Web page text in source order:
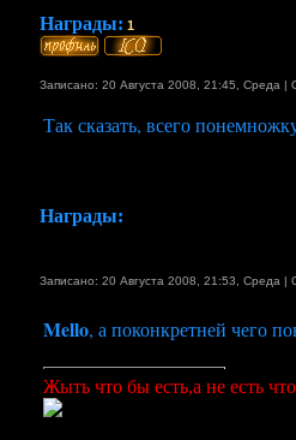
Награды: 1
Записано: 20 Августа 2008, 21:45, Среда |
Так сказать, всего
Награды:
Записано: 20 Августа 2008, 21:53, Среда |
Mello, а поконкретней чего
Жыть что бы есть,а не есть